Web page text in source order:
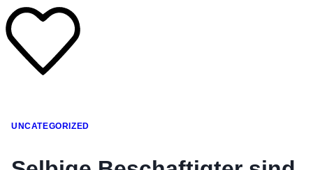
โทรศัพท์มือถือ
UNCATEGORIZED